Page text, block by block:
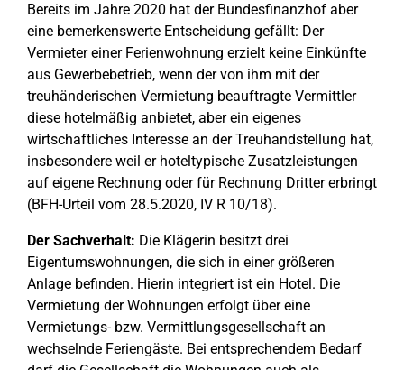
Bereits im Jahre 2020 hat der Bundesfinanzhof aber
eine bemerkenswerte Entscheidung gefällt: Der
Vermieter einer Ferienwohnung erzielt keine Einkünfte
aus Gewerbebetrieb, wenn der von ihm mit der
treuhänderischen Vermietung beauftragte Vermittler
diese hotelmäßig anbietet, aber ein eigenes
wirtschaftliches Interesse an der Treuhandstellung hat,
insbesondere weil er hoteltypische Zusatzleistungen
auf eigene Rechnung oder für Rechnung Dritter erbringt
(BFH-Urteil vom 28.5.2020, IV R 10/18).
Der Sachverhalt: Die Klägerin besitzt drei
Eigentumswohnungen, die sich in einer größeren
Anlage befinden. Hierin integriert ist ein Hotel. Die
Vermietung der Wohnungen erfolgt über eine
Vermietungs- bzw. Vermittlungsgesellschaft an
wechselnde Feriengäste. Bei entsprechendem Bedarf